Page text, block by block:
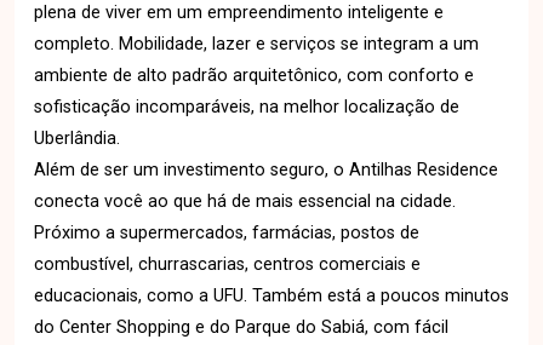
plena de viver em um empreendimento inteligente e
completo. Mobilidade, lazer e serviços se integram a um
ambiente de alto padrão arquitetônico, com conforto e
sofisticação incomparáveis, na melhor localização de
Uberlândia.
Além de ser um investimento seguro, o Antilhas Residence
conecta você ao que há de mais essencial na cidade.
Próximo a supermercados, farmácias, postos de
combustível, churrascarias, centros comerciais e
educacionais, como a UFU. Também está a poucos minutos
do Center Shopping e do Parque do Sabiá, com fácil